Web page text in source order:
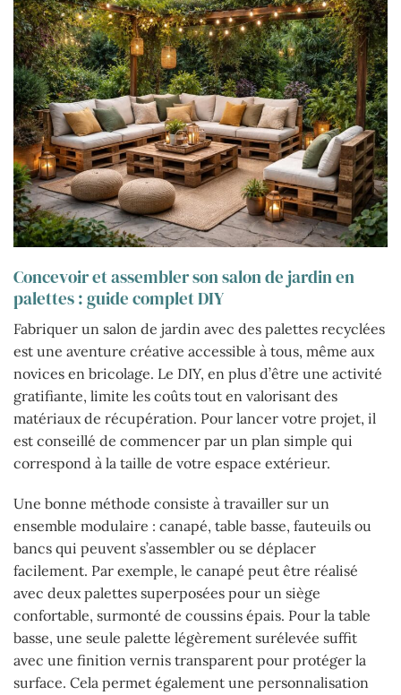
Concevoir et assembler son salon de jardin en
palettes : guide complet DIY
Fabriquer un salon de jardin avec des palettes recyclées
est une aventure créative accessible à tous, même aux
novices en bricolage. Le DIY, en plus d’être une activité
gratifiante, limite les coûts tout en valorisant des
matériaux de récupération. Pour lancer votre projet, il
est conseillé de commencer par un plan simple qui
correspond à la taille de votre espace extérieur.
Une bonne méthode consiste à travailler sur un
ensemble modulaire : canapé, table basse, fauteuils ou
bancs qui peuvent s’assembler ou se déplacer
facilement. Par exemple, le canapé peut être réalisé
avec deux palettes superposées pour un siège
confortable, surmonté de coussins épais. Pour la table
basse, une seule palette légèrement surélevée suffit
avec une finition vernis transparent pour protéger la
surface. Cela permet également une personnalisation